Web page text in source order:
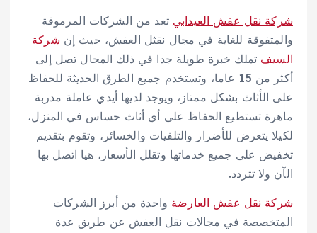
شركة نقل عفش العيدابي تعد من الشركات المرموقة
والمتفوقة للغاية في مجال نقثل العفش، حيث إن شركة
السيف تملك خبرة طويلة جدا في ذلك المجال تصل إلى
أكثر من 15 عاما، وتستخدم جميع الطرق الحديثة للحفاظ
على الأثاث بشكل ممتاز، ويوجد لديها أيدي عاملة مدربة
ماهرة تستطيع الحفاظ على أي أثاث حساس في المنزل،
لكيلا يتعرض للأضرار والتلفيات والخسائر، وتقوم بتقديم
تخفيض على جميع خدماتها وتقلل الأسعار، هيا اتصل بها
الآن ولا تتردد.
شركة نقل عفش العارضة واحدة من أبرز الشركات
المتخصصة في مجالات نقل العفش عن طريق عدة